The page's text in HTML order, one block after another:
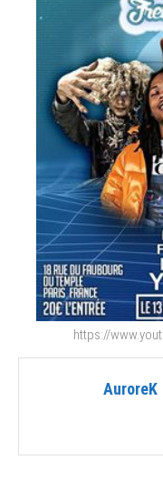
https://
AuroreK